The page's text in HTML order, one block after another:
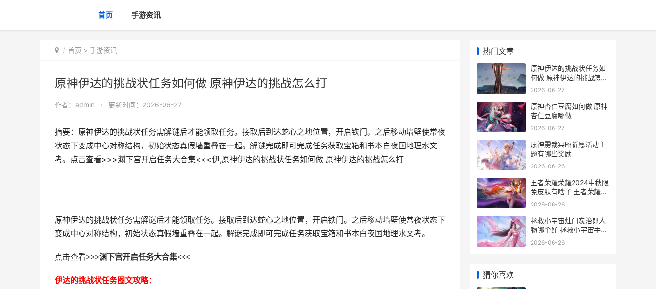
首页 手游资讯
首页 > 手游资讯
原神伊达的挑战状任务如何做 原神伊达的挑战怎么打
作者： admin • 更新时间：2026-06-27
摘要：原神伊达的挑战状任务需解谜后才能领取任务。接取后到达蛇心之地位置，开启铁门。之后移动墙壁使常夜
状态下变成中心对称结构，初始状态真假墙重叠在一起。解谜完成即可完成任务获取宝箱和书本白夜国地理水文
考。点击查看>>>渊下宫开启任务大合集<<<伊,原神伊达的挑战状任务如何做 原神伊达的挑战怎么打
原神伊达的挑战状任务需解谜后才能领取任务。接取后到达蛇心之地位置，开启铁门。之后移动墙壁使常夜状态下
变成中心对称结构，初始状态真假墙重叠在一起。解谜完成即可完成任务获取宝箱和书本白夜国地理水文考。
点击查看>>>渊下宫开启任务大合集<<<
伊达的挑战状任务图文攻略：
热门文章
原神伊达的挑战状任务如
何做 原神伊达的挑战怎么
打
2026-06-27
原神杏仁豆腐如何做 原神
杏仁豆腐哪做
2026-06-27
原神雳裁冥昭祈愿活动主
题有哪些奖励
2026-06-26
王者荣耀荣耀2024中秋限
免皮肤有啥子 王者荣耀荣
耀20星图片
2026-06-26
拯救小宇宙灶门炭治郎人
物哪个好 拯救小宇宙手游
吧
2026-06-26
猜你喜欢